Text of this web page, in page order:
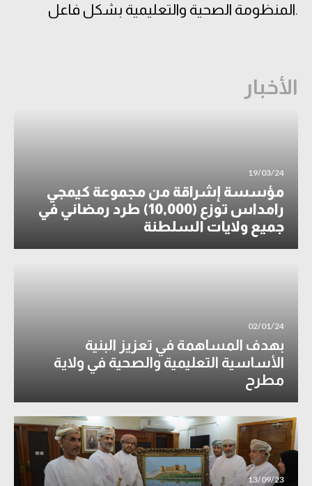
الأخبار
19/03/24
مؤسسة إشراقة من مجموعة كيمجي
رامداس توزع (10,000) طرد رمضاني في
جميع ولايات السلطنة
02/01/24
بهدف المساهمة في تعزيز البنية
الأساسية التعليمية والصحية في ولاية
مطرح
13/09/23
المنظومة الصحية والتعليمية بشكل فاعل.